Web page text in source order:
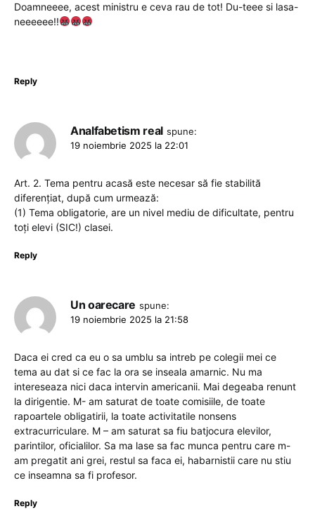
Doamneeee, acest ministru e ceva rau de tot! Du-teee si lasa-
neeeeee!!
Reply
Analfabetism real spune:
19 noiembrie 2025 la 22:01
Art. 2. Tema pentru acasă este necesar să fie stabilită
diferențiat, după cum urmează:
(1) Tema obligatorie, are un nivel mediu de dificultate, pentru
toți elevi (SIC!) clasei.
Reply
Un oarecare spune:
19 noiembrie 2025 la 21:58
Daca ei cred ca eu o sa umblu sa intreb pe colegii mei ce
tema au dat si ce fac la ora se inseala amarnic. Nu ma
intereseaza nici daca intervin americanii. Mai degeaba renunt
la dirigentie. M- am saturat de toate comisiile, de toate
rapoartele obligatirii, la toate activitatile nonsens
extracurriculare. M – am saturat sa fiu batjocura elevilor,
parintilor, oficialilor. Sa ma lase sa fac munca pentru care m-
am pregatit ani grei, restul sa faca ei, habarnistii care nu stiu
ce inseamna sa fi profesor.
Reply